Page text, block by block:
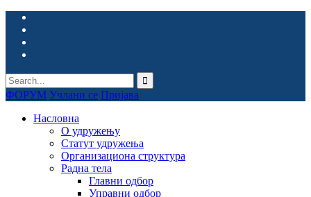
ФОРУМ Учлани се Пријава
Насловна
О удружењу
Статут удружења
Организациона структура
Радна тела
Главни одбор
Управни одбор